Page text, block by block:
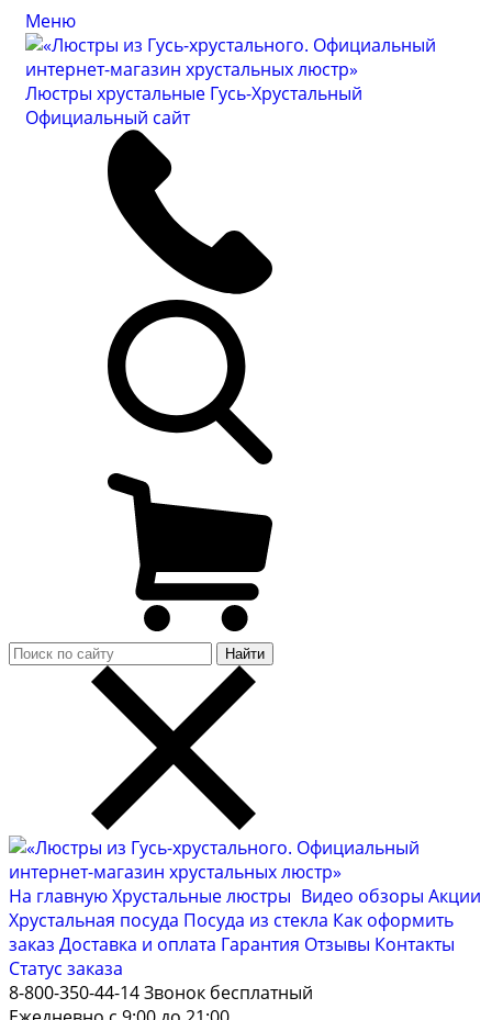
Меню
Люстры хрустальные Гусь-Хрустальный
Официальный сайт
Найти
На главнуюХрустальные люстры Видео обзоры Акции
Хрустальная посуда Посуда из стекла Как оформить
заказ Доставка и оплата Гарантия Отзывы Контакты
Cтатус заказа
8-800-350-44-14Звонок бесплатный